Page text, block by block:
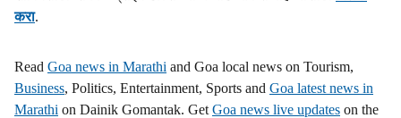
करा.
Read Goa news in Marathi and Goa local news on Tourism,
Business, Politics, Entertainment, Sports and Goa latest news in
Marathi on Dainik Gomantak. Get Goa news live updates on the